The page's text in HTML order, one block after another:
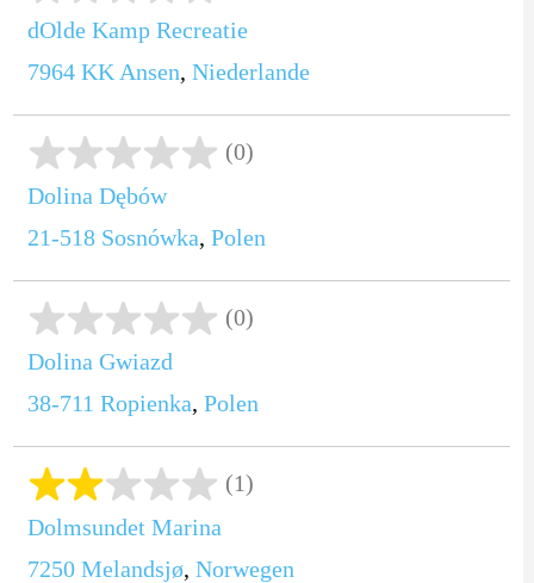
dOlde Kamp Recreatie
7964 KK Ansen, Niederlande
(0)
Dolina Dębów
21-518 Sosnówka, Polen
(0)
Dolina Gwiazd
38-711 Ropienka, Polen
(1)
Dolmsundet Marina
7250 Melandsjø, Norwegen